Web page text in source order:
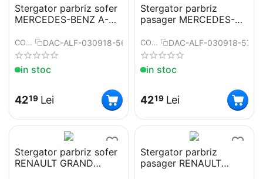
Stergator parbriz sofer
MERCEDES-BENZ A-
COD:ART51 24"
COD: DAC-ALF-030918-56
in stoc
4219 Lei
Stergator parbriz
pasager MERCEDES-
03/2012➝ COD:ART51
19"
COD: DAC-ALF-030918-57
in stoc
4219 Lei
Stergator parbriz sofer
RENAULT GRAND
Stergator parbriz
pasager RENAULT